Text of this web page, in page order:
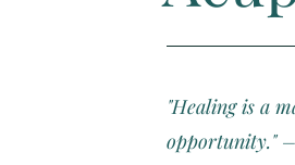
"Healing is a
opportunity."